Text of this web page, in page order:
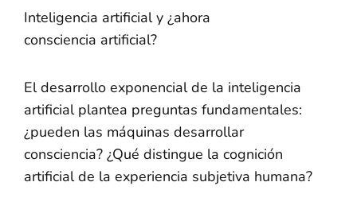
Inteligencia artificial y ¿ahora
consciencia artificial?
El desarrollo exponencial de la inteligencia
artificial plantea preguntas fundamentales:
¿pueden las máquinas desarrollar
consciencia? ¿Qué distingue la cognición
artificial de la experiencia subjetiva humana?